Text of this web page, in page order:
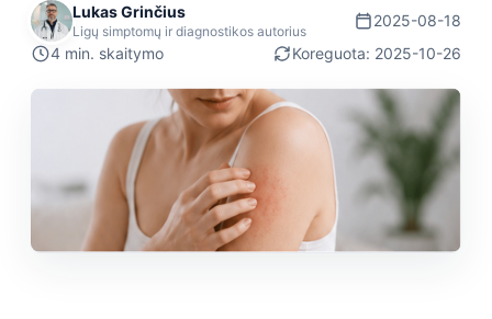
Lukas Grinčius
Ligų simptomų ir diagnostikos autorius
2025-08-18
4 min. skaitymo
Koreguota: 2025-10-26